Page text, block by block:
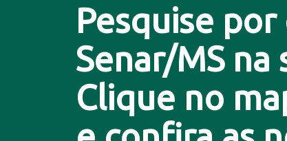
Pesquise
Senar/MS na
Clique no